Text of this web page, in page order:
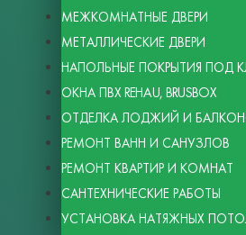
МЕЖКОМНАТНЫЕ ДВЕРИ
МЕТАЛЛИЧЕСКИЕ ДВЕРИ
НАПОЛЬНЫЕ ПОКРЫТИЯ ПОД
ОКНА ПВХ REHAU, BRUSBOX
ОТДЕЛКА ЛОДЖИЙ И
РЕМОНТ ВАНН И САНУЗЛОВ
РЕМОНТ КВАРТИР И КОМНАТ
САНТЕХНИЧЕСКИЕ РАБОТЫ
УСТАНОВКА НАТЯЖНЫХ